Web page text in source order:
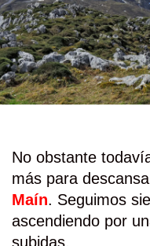
No obstante
más para
Maín. Seguimos
ascendiendo por
subidas.